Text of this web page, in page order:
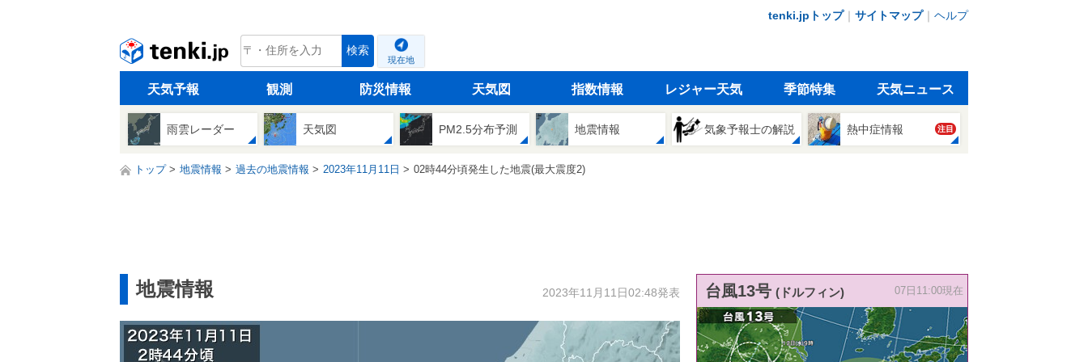
tenki.jpトップ｜ サイトマップ｜ ヘルプ
tenki.jp 検索
現在地
天気予報 観測 防災情報 天気図 指数情報 レジャー天気 季節特集 天気ニュース
雨雲レーダー 天気図 PM2.5分布予測 地震情報 気象予報士の解説 熱中症情報 注目
トップ 地震情報 過去の地震情報 2023年11月11日 02時44分頃発生した地震(最大震度2)
地震情報 2023年11月11日02:48発表 台風13号 (ドルフィン) 07日11:00現在